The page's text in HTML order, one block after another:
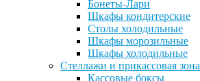
Бонеты-Лари
Шкафы кондитерские
Столы холодильные
Шкафы морозильные
Шкафы холодильные
Стеллажи и прикассовая зона
Кассовые боксы